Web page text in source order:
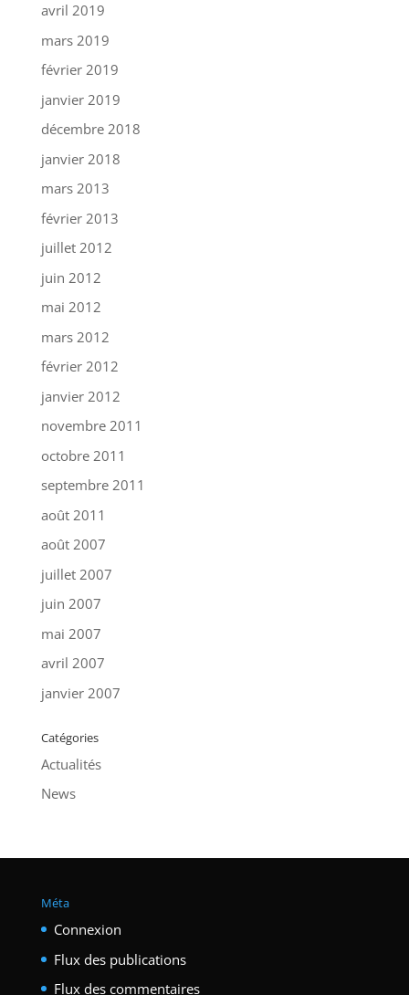
avril 2019
mars 2019
février 2019
janvier 2019
décembre 2018
janvier 2018
mars 2013
février 2013
juillet 2012
juin 2012
mai 2012
mars 2012
février 2012
janvier 2012
novembre 2011
octobre 2011
septembre 2011
août 2011
août 2007
juillet 2007
juin 2007
mai 2007
avril 2007
janvier 2007
Catégories
Actualités
News
Méta
Connexion
Flux des publications
Flux des commentaires